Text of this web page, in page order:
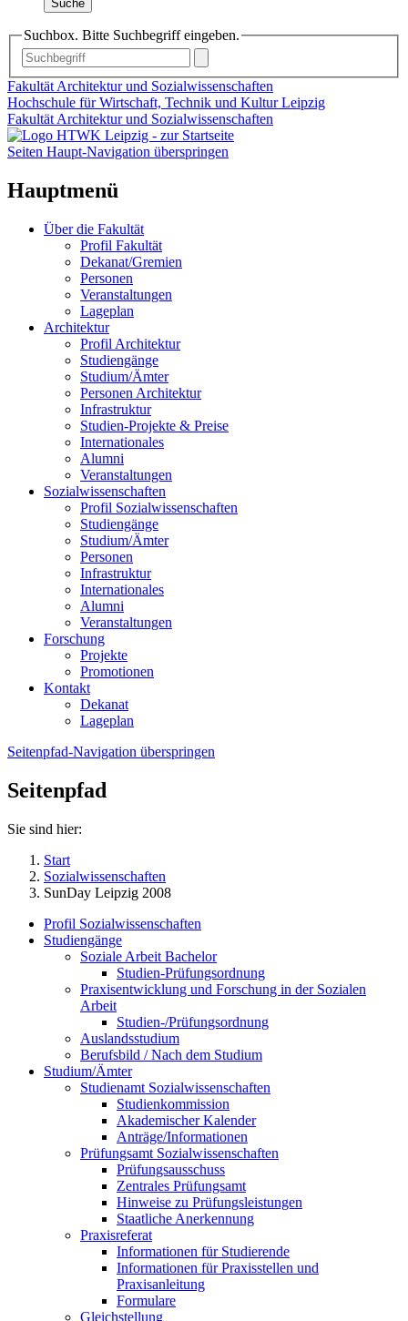
Suche
Suchbox. Bitte Suchbegriff eingeben.
Fakultät Architektur und Sozialwissenschaften
Hochschule für Wirtschaft, Technik und Kultur Leipzig
Fakultät Architektur und Sozialwissenschaften
Seiten Haupt-Navigation überspringen
Hauptmenü
Über die Fakultät
Profil Fakultät
Dekanat/Gremien
Personen
Veranstaltungen
Lageplan
Architektur
Profil Architektur
Studiengänge
Studium/Ämter
Personen Architektur
Infrastruktur
Studien-Projekte & Preise
Internationales
Alumni
Veranstaltungen
Sozialwissenschaften
Profil Sozialwissenschaften
Studiengänge
Studium/Ämter
Personen
Infrastruktur
Internationales
Alumni
Veranstaltungen
Forschung
Projekte
Promotionen
Kontakt
Dekanat
Lageplan
Seitenpfad-Navigation überspringen
Seitenpfad
Sie sind hier:
Start
Sozialwissenschaften
SunDay Leipzig 2008
Profil Sozialwissenschaften
Studiengänge
Soziale Arbeit Bachelor
Studien-Prüfungsordnung
Praxisentwicklung und Forschung in der Sozialen
Arbeit
Studien-/Prüfungsordnung
Auslandsstudium
Berufsbild / Nach dem Studium
Studium/Ämter
Studienamt Sozialwissenschaften
Studienkommission
Akademischer Kalender
Anträge/Informationen
Prüfungsamt Sozialwissenschaften
Prüfungsausschuss
Zentrales Prüfungsamt
Hinweise zu Prüfungsleistungen
Staatliche Anerkennung
Praxisreferat
Informationen für Studierende
Informationen für Praxisstellen und
Praxisanleitung
Formulare
Gleichstellung